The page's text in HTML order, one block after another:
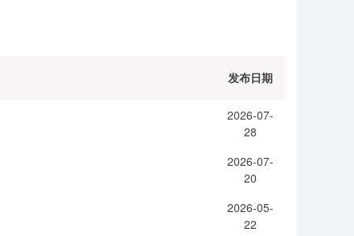
发布日期
2026-07-
28
2026-07-
20
2026-05-
22